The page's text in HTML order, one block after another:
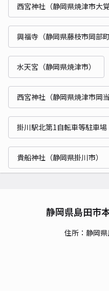
西宮神社（静岡県焼津市大覚
興福寺（静岡県藤枝市岡部町
水天宮（静岡県焼津市）
西宮神社（静岡県焼津市岡当
掛川駅北第1自転車等駐車場
貴船神社（静岡県掛川市）
静岡県島田市
住所：静岡